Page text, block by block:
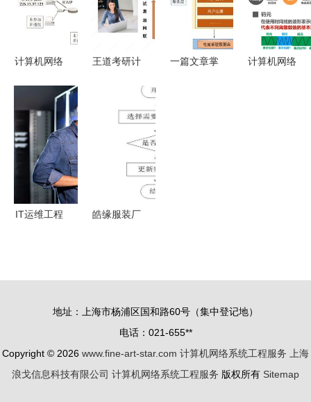
践
计算机网络
关键设备
路由器构成
与系统工程
服务
王道考研计
算机网络体
系结构与系
统工程服务
一篇文章掌
计算机网络
IT运维工程
培养计划
皓缘服装厂
地址：上海市杨浦区国和路60号（集中登记地）
电话：021-655**
Copyright © 2026 www.fine-art-star.com 计算机网络系统工程服务 上海
浪戈信息科技有限公司 计算机网络系统工程服务 版权所有 Sitemap